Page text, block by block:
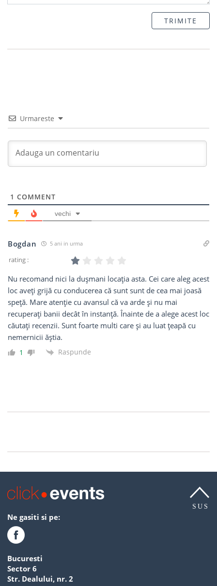
TRIMITE
Urmareste
1 COMMENT
vechi
Bogdan 5 ani in urma
rating :
Nu recomand nici la dușmani locația asta. Cei care aleg acest
loc aveți grijă cu conducerea că sunt sunt de cea mai joasă
speță. Mare atenție cu avansul că va arde și nu mai
recuperați banii decât în instanță. Înainte de a alege acest loc
căutați recenzii. Sunt foarte multi care și au luat țeapă cu
nemernicii ăștia.
1 Raspunde
SUS
Ne gasiti si pe:
Bucuresti
Sector 6
Str. Dealului, nr. 2